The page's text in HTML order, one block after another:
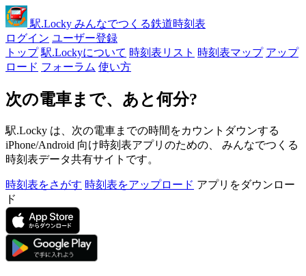
駅.Locky みんなでつくる鉄道時刻表
ログイン ユーザー登録
トップ 駅.Lockyについて 時刻表リスト 時刻表マップ アップ
ロード フォーラム 使い方
次の電車まで、あと何分?
駅.Locky は、次の電車までの時間をカウントダウンする
iPhone/Android 向け時刻表アプリのための、 みんなでつくる
時刻表データ共有サイトです。
時刻表をさがす 時刻表をアップロード アプリをダウンロー
ド